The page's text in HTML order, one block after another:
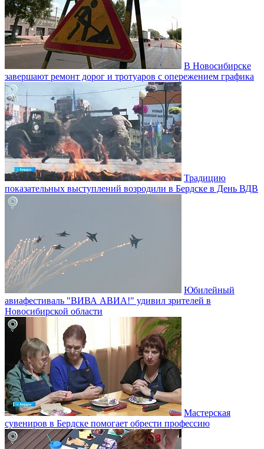
В Новосибирске
завершают ремонт дорог и тротуаров с опережением графика
Традицию
показательных выступлений возродили в Бердске в День ВДВ
Юбилейный
авиафестиваль "ВИВА АВИА!" удивил зрителей в
Новосибирской области
Мастерская
сувениров в Бердске помогает обрести профессию